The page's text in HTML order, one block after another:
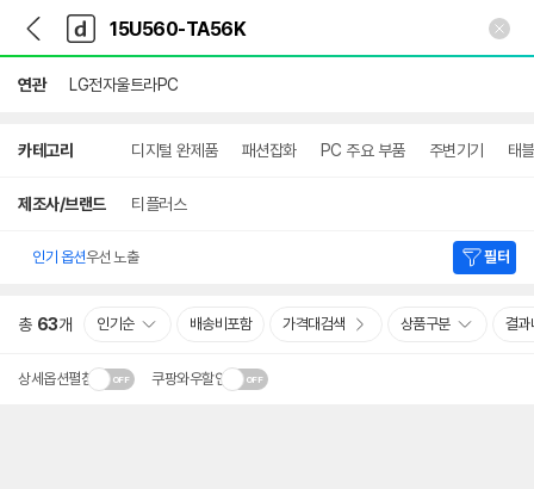
다
나
와
가
기
다
와
메
인
연관 LG전자울트라PC
카테고리 디지털 완제품 패션잡화 PC 주요 부품 주변기기 태
제조사/브랜드 티플러스
인기 옵션우선 노출 필터
총 63개 인기순 배송비포함 가격대검색 상품구분 결과
상세옵션펼침 쿠팡와우할인